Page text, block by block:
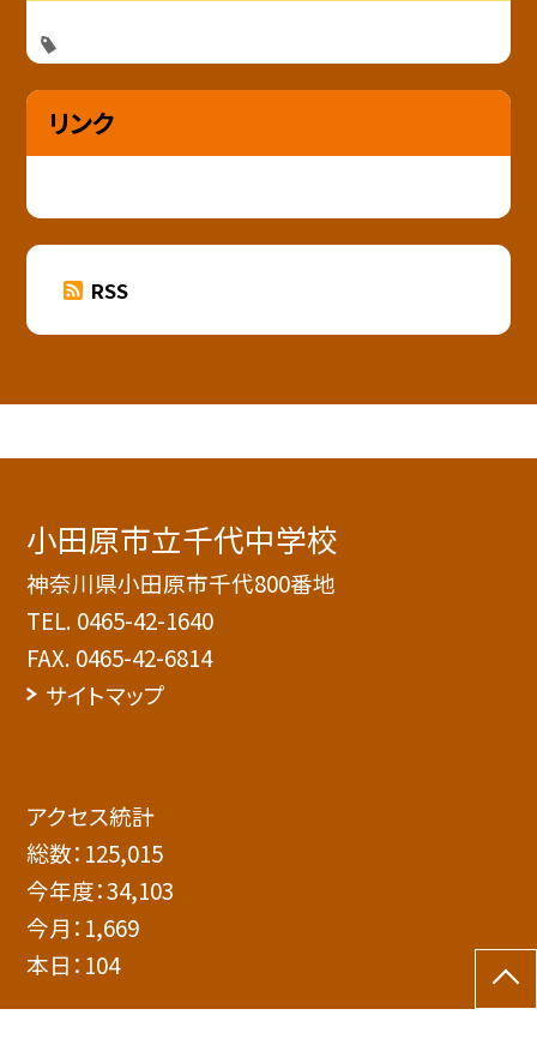
リンク
RSS
小田原市立千代中学校
神奈川県小田原市千代800番地
TEL. 0465-42-1640
FAX. 0465-42-6814
サイトマップ
アクセス統計
総数： 125,015
今年度：34,103
今月： 1,669
本日： 104